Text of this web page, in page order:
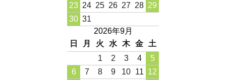
23 24 25 26 27 28 29
30 31
2026年9月
日
月 火 水 木 金
土
1
2 3 4
5
6
7 8 9 10 11 12